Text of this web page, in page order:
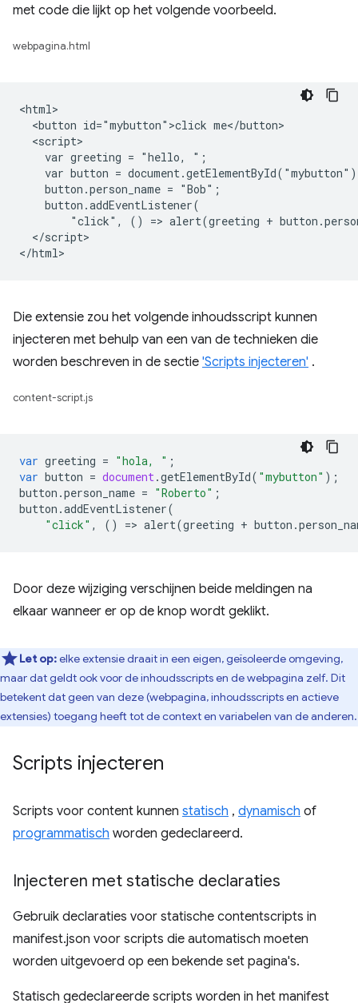
met code die lijkt op het volgende voorbeeld.
webpagina.html
<html>
  <button id="mybutton">click me</button>
  <script>
    var greeting = "hello, ";
var button =
    button.person_name = "Bob";
    button.addEventListener(
"click", () => alert(greeting +
  </script>
Die extensie zou het volgende inhoudsscript kunnen
injecteren met behulp van een van de technieken die
worden beschreven in de sectie 'Scripts injecteren' .
content-script.js
var greeting = "hola, " ;
var button = document.getElementById( "mybutton" );
button .person_name = "Roberto" ;
button .addEventListener(
"click" , () => alert(greeting + button .
Door deze wijziging verschijnen beide meldingen na
elkaar wanneer er op de knop wordt geklikt.
Let op:elke extensie draait in een eigen, geïsoleerde omgeving,
maar dat geldt ook voor de inhoudsscripts en de webpagina zelf. Dit
betekent dat geen van deze (webpagina, inhoudsscripts en actieve
extensies) toegang heeft tot de context en variabelen van de anderen.
Scripts injecteren
Scripts voor content kunnen statisch , dynamisch of
programmatisch worden gedeclareerd.
Injecteren met statische declaraties
Gebruik declaraties voor statische contentscripts in
manifest.json voor scripts die automatisch moeten
worden uitgevoerd op een bekende set pagina's.
Statisch gedeclareerde scripts worden in het manifest